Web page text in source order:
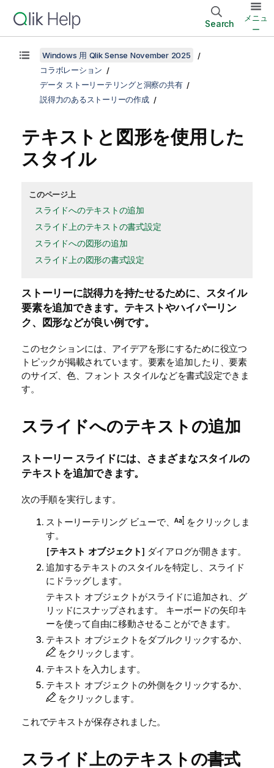
Search
メニュ
ー
Windows 用 Qlik Sense November 2025
コラボレーション
データ ストーリーテリングと洞察の共有
説得力のあるストーリーの作成
テキストと図形を使用した
スタイル
このページ上
スライドへのテキストの追加
スライド上のテキストの書式設定
スライドへの図形の追加
スライド上の図形の書式設定
ストーリーに説得力を持たせるために、スタイル
要素を追加できます。テキストやハイパーリン
ク、図形などが良い例です。
このセクションには、アイデアを形にするために役立つ
トピックが掲載されています。要素を追加したり、要素
のサイズ、色、フォント スタイルなどを書式設定できま
す。
スライドへのテキストの追加
ストーリー スライドには、さまざまなスタイルの
テキストを追加できます。
次の手順を実行します。
ストーリーテリング ビューで、
をクリックしま
す。
[テキスト オブジェクト] ダイアログが開きます。
追加するテキストのスタイルを特定し、スライド
にドラッグします。
テキスト オブジェクトがスライドに追加され、グ
リッドにスナップされます。 キーボードの矢印キ
ーを使って自由に移動させることができます。
テキスト オブジェクトをダブルクリックするか、
をクリックします。
テキストを入力します。
テキスト オブジェクトの外側をクリックするか、
をクリックします。
これでテキストが保存されました。
スライド上のテキストの書式